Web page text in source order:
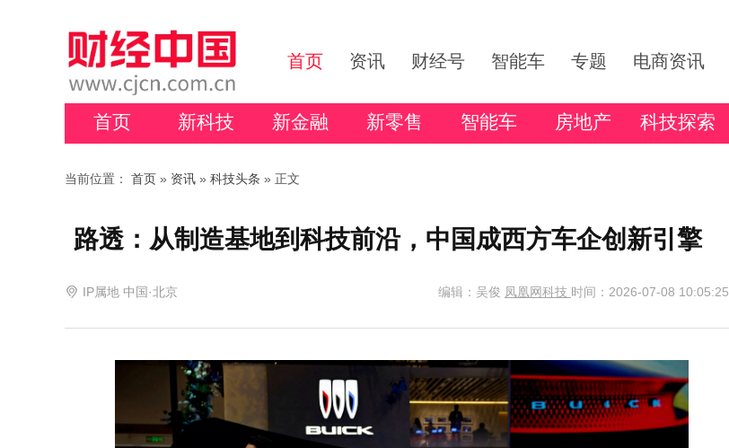
首页 资讯 财经号 智能车 专题 电商资讯
首页 新科技 新金融 新零售 智能车 房地产 科技探索
当前位置： 首页 » 资讯 » 科技头条 » 正文
路透：从制造基地到科技前沿，中国成西方车企创新引擎
IP属地 中国·北京 编辑：吴俊 凤凰网科技 时间：2026-07-08 10:05:25